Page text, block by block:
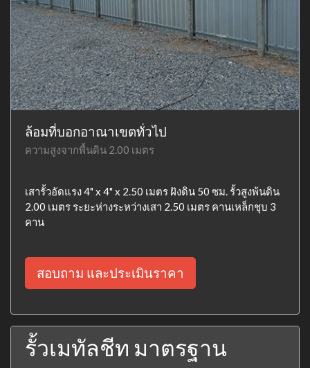
ล้อมที่บอกอาณาเขตทั่วไป
ความสูงจากพื้นดิน 2.00 เมตร
เสารั้วอัดแรง 4" x 4" x 2.50 เมตร ฝังดิน 50 ซม. รั้วสูงพ้นดิน
2.00 เมตร ระยะห่างระหว่างเสา 2.50 เมตร คานเหล็กชุบ 3
คาน
สอบถาม และประเมินราคา
รั้วเมทัลชีท มาตรฐาน